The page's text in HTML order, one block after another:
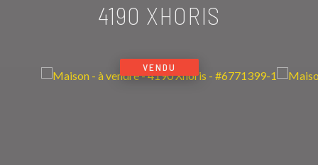
4190 XHORIS
VENDU